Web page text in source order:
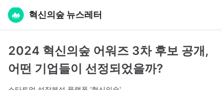
혁신의숲 뉴스레터
2024 혁신의숲 어워즈 3차 후보 공개,
어떤 기업들이 선정되었을까?